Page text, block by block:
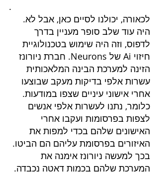
.
לכאורה, יכולנו לסיים כאן, אבל לא.
היה עוד שלב סופר מעניין בדרך
לדפוס, וזה היה שימוש בטכנולוגיית
חיזוי Ai של Neurons. חברת ניורונז
הזינה למערכת הבינה המלאכותית
עשרות אלפי בדיקות מעקב שבוצעו
אחרי אישוני עיניים שצפו במודעות.
כלומר, נתנו לעשרות אלפי אנשים
לצפות בפרסומות ועקבו אחרי
האישונים שלהם בכדי למפות את
האיזורים בפרסומת עליהם הם הביטו.
בכך למעשה ניורונז אימנה את
המערכת שלהם בכמות דאטה נכבדה.